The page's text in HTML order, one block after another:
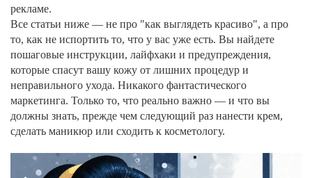
рекламе.
Все статьи ниже — не про "как выглядеть красиво", а про
то, как не испортить то, что у вас уже есть. Вы найдете
пошаговые инструкции, лайфхаки и предупреждения,
которые спасут вашу кожу от лишних процедур и
неправильного ухода. Никакого фантастического
маркетинга. Только то, что реально важно — и что вы
должны знать, прежде чем следующий раз нанести крем,
сделать маникюр или сходить к косметологу.